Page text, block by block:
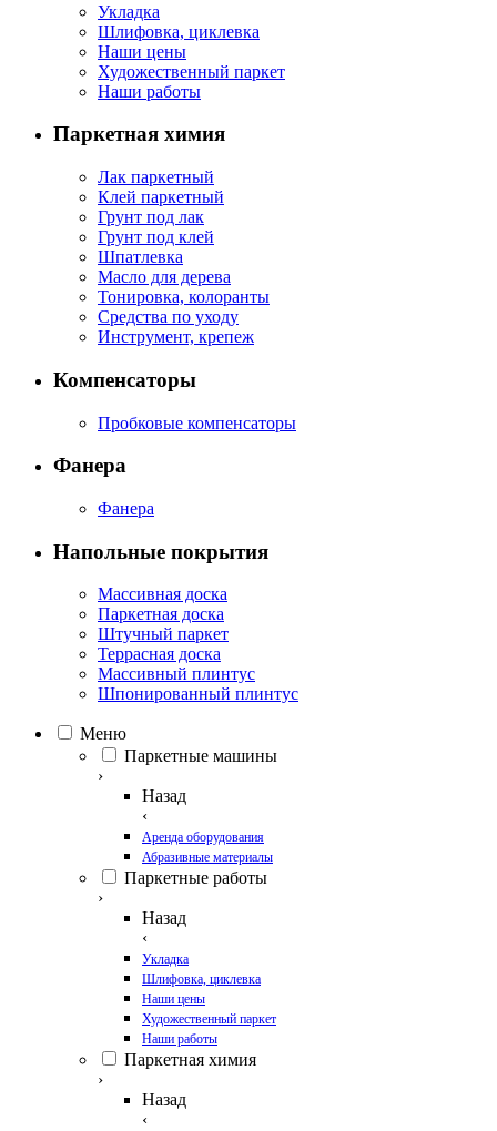
Укладка
Шлифовка, циклевка
Наши цены
Художественный паркет
Наши работы
Паркетная химия
Лак паркетный
Клей паркетный
Грунт под лак
Грунт под клей
Шпатлевка
Масло для дерева
Тонировка, колоранты
Средства по уходу
Инструмент, крепеж
Компенсаторы
Пробковые компенсаторы
Фанера
Фанера
Напольные покрытия
Массивная доска
Паркетная доска
Штучный паркет
Террасная доска
Массивный плинтус
Шпонированный плинтус
Меню
Паркетные машины
›
Назад
‹
Аренда оборудования
Абразивные материалы
Паркетные работы
›
Назад
‹
Укладка
Шлифовка, циклевка
Наши цены
Художественный паркет
Наши работы
Паркетная химия
›
Назад
‹